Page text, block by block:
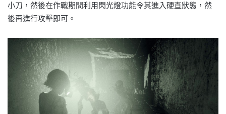
小刀，然後在作戰期間利用閃光燈功能令其進入硬直狀態，然
後再進行攻擊即可。